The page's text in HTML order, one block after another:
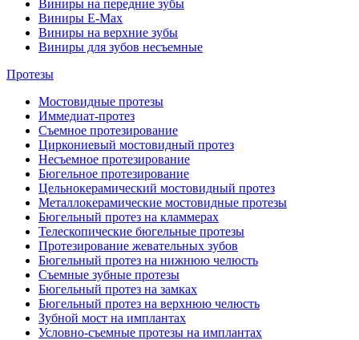
Виниры на передние зубы
Виниры E-Max
Виниры на верхние зубы
Виниры для зубов несъемные
Протезы
Мостовидные протезы
Иммедиат-протез
Съемное протезирование
Циркониевый мостовидный протез
Несъемное протезирование
Бюгельное протезирование
Цельнокерамический мостовидный протез
Металлокерамические мостовидные протезы
Бюгельный протез на кламмерах
Телескопические бюгельные протезы
Протезирование жевательных зубов
Бюгельный протез на нижнюю челюсть
Съемные зубные протезы
Бюгельный протез на замках
Бюгельный протез на верхнюю челюсть
Зубной мост на имплантах
Условно-съемные протезы на имплантах